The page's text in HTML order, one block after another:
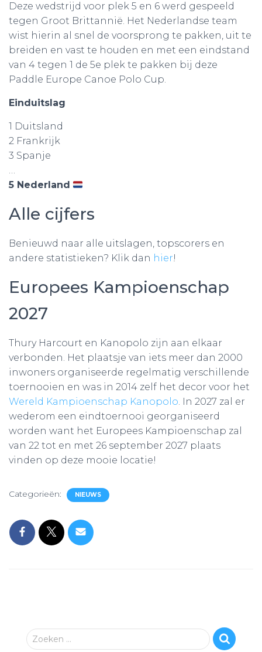
Deze wedstrijd voor plek 5 en 6 werd gespeeld
tegen Groot Brittannië. Het Nederlandse team
wist hierin al snel de voorsprong te pakken, uit te
breiden en vast te houden en met een eindstand
van 4 tegen 1 de 5e plek te pakken bij deze
Paddle Europe Canoe Polo Cup.
Einduitslag
1 Duitsland
2 Frankrijk
3 Spanje
…
5 Nederland
Alle cijfers
Benieuwd naar alle uitslagen, topscorers en
andere statistieken? Klik dan hier!
Europees Kampioenschap
2027
Thury Harcourt en Kanopolo zijn aan elkaar
verbonden. Het plaatsje van iets meer dan 2000
inwoners organiseerde regelmatig verschillende
toernooien en was in 2014 zelf het decor voor het
Wereld Kampioenschap Kanopolo. In 2027 zal er
wederom een eindtoernooi georganiseerd
worden want het Europees Kampioenschap zal
van 22 tot en met 26 september 2027 plaats
vinden op deze mooie locatie!
Categorieën: NIEUWS
Z Zoeken …